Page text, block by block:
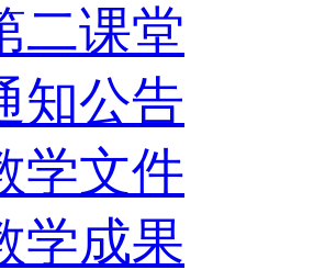
二课堂
知公告
学文件
学成果